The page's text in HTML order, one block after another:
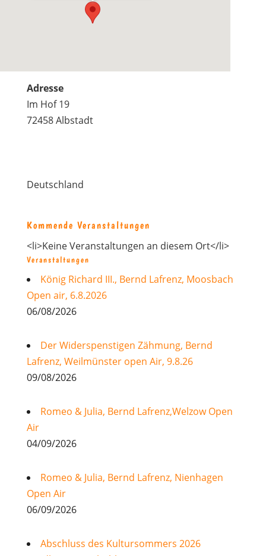
Adresse
Im Hof 19
72458 Albstadt
Deutschland
Kommende Veranstaltungen
<li>Keine Veranstaltungen an diesem Ort</li>
Veranstaltungen
König Richard III., Bernd Lafrenz, Moosbach
Open air, 6.8.2026
06/08/2026
Der Widerspenstigen Zähmung, Bernd
Lafrenz, Weilmünster open Air, 9.8.26
09/08/2026
Romeo & Julia, Bernd Lafrenz,Welzow Open
Air
04/09/2026
Romeo & Julia, Bernd Lafrenz, Nienhagen
Open Air
06/09/2026
Abschluss des Kultursommers 2026